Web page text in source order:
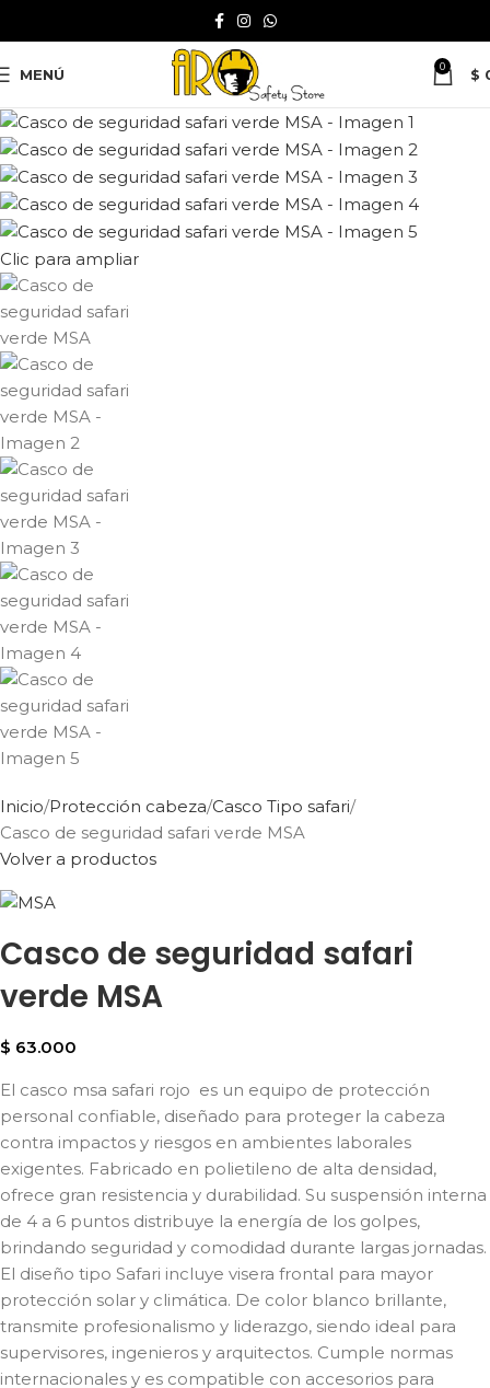
MENÚ 0 $
Clic para ampliar
Inicio Protección cabeza Casco Tipo safari
Casco de seguridad safari verde MSA
Volver a productos
Casco de seguridad safari
verde MSA
$ 63.000
El casco msa safari rojo es un equipo de protección
personal confiable, diseñado para proteger la cabeza
contra impactos y riesgos en ambientes laborales
exigentes. Fabricado en polietileno de alta densidad,
ofrece gran resistencia y durabilidad. Su suspensión interna
de 4 a 6 puntos distribuye la energía de los golpes,
brindando seguridad y comodidad durante largas jornadas.
El diseño tipo Safari incluye visera frontal para mayor
protección solar y climática. De color blanco brillante,
transmite profesionalismo y liderazgo, siendo ideal para
supervisores, ingenieros y arquitectos. Cumple normas
internacionales y es compatible con accesorios para